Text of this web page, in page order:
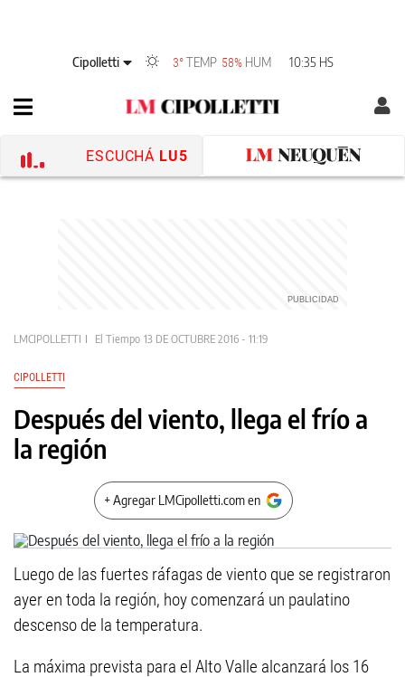
Cipolletti 3° TEMP 58% HUM 10:35 HS
ESCUCHÁ LU5
LMCIPOLLETTI El Tiempo 13 DE OCTUBRE 2016 - 11:19
CIPOLLETTI
Después del viento, llega el frío a
la región
+ Agregar LMCipolletti.com en
Luego de las fuertes ráfagas de viento que se registraron
ayer en toda la región, hoy comenzará un paulatino
descenso de la temperatura.
La máxima prevista para el Alto Valle alcanzará los 16